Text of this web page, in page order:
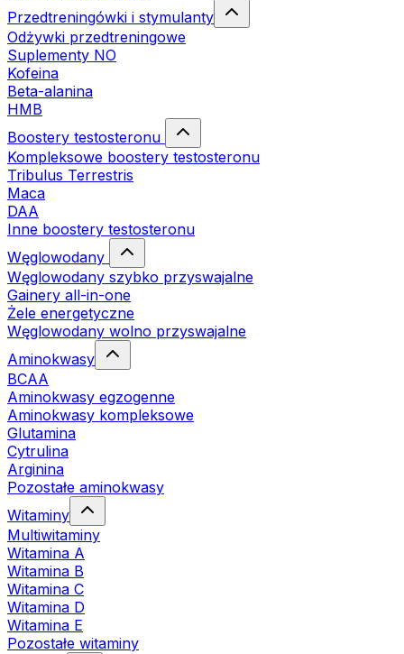
Przedtreningówki i stymulanty
Odżywki przedtreningowe
Suplementy NO
Kofeina
Beta-alanina
HMB
Boostery testosteronu
Kompleksowe boostery testosteronu
Tribulus Terrestris
Maca
DAA
Inne boostery testosteronu
Węglowodany
Węglowodany szybko przyswajalne
Gainery all-in-one
Żele energetyczne
Węglowodany wolno przyswajalne
Aminokwasy
BCAA
Aminokwasy egzogenne
Aminokwasy kompleksowe
Glutamina
Cytrulina
Arginina
Pozostałe aminokwasy
Witaminy
Multiwitaminy
Witamina A
Witamina B
Witamina C
Witamina D
Witamina E
Pozostałe witaminy